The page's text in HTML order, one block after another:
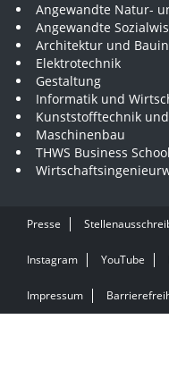
Angewandte Natur-
Angewandte
Architektur und
Elektrotechnik
Gestaltung
Informatik und
Kunststofftechnik
Maschinenbau
THWS Business School
Presse
Instagram YouTube
Impressum